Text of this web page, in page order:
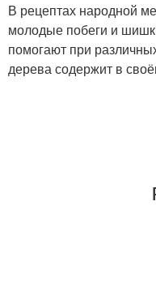
В рецептах народной
молодые побеги и
помогают при
дерева содержит в